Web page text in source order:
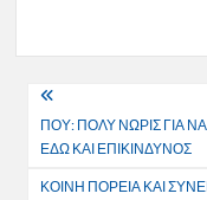
Πλοήγηση
άρθρων
ΠΟΥ: ΠΟΛΥ ΝΩΡΙΣ ΓΙΑ
ΕΔΩ ΚΑΙ ΕΠΙΚΙΝΔΥΝΟΣ
ΚΟΙΝΗ ΠΟΡΕΙΑ ΚΑΙ